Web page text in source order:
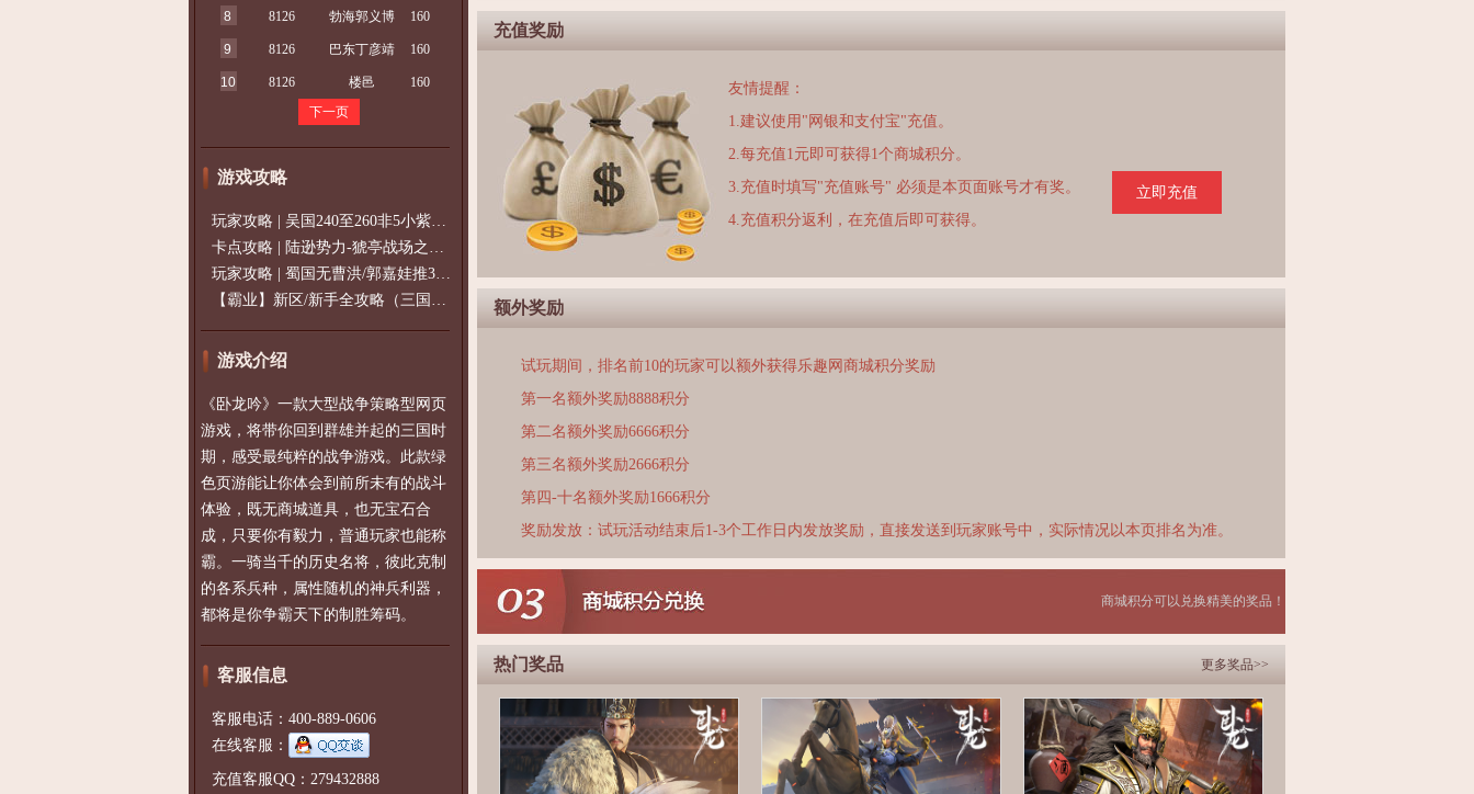
8 8126 勃海郭义博 160
9 8126 巴东丁彦靖 160
10 8126 楼邑
160
下一页
游戏攻略
玩家攻略 | 吴国240至260非5小紫过策免
卡点攻略 | 陆逊势力-猇亭战场之陆逊
玩家攻略 | 蜀国无曹洪/郭嘉娃推375级，
【霸业】新区/新手全攻略（三国通用）2
游戏介绍
《卧龙吟》一款大型战争策略型网页
游戏，将带你回到群雄并起的三国时
期，感受最纯粹的战争游戏。此款绿
色页游能让你体会到前所未有的战斗
体验，既无商城道具，也无宝石合
成，只要你有毅力，普通玩家也能称
霸。一骑当千的历史名将，彼此克制
的各系兵种，属性随机的神兵利器，
都将是你争霸天下的制胜筹码。
客服信息
客服电话：400-889-0606
在线客服：
充值客服QQ：279432888
充值奖励
友情提醒：
1.建议使用"网银和支付宝"充值。
2.每充值1元即可获得1个商城积分。
3.充值时填写"充值账号" 必须是本页面账号才有奖。
4.充值积分返利，在充值后即可获得。
立即充值
额外奖励
试玩期间，排名前10的玩家可以额外获得乐趣网商城积分奖励
第一名额外奖励8888积分
第二名额外奖励6666积分
第三名额外奖励2666积分
第四-十名额外奖励1666积分
奖励发放：试玩活动结束后1-3个工作日内发放奖励，直接发送到玩家账号中，实际情况以本页排名为准。
商城积分可以兑换精美的奖品！
热门奖品 更多奖品>>